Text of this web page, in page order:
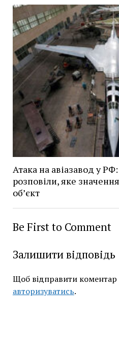
Атака на авіазавод у
розповіли, яке
об’єкт
Be First to Comment
Залишити відповідь
Щоб відправити коментар
авторизуватись.